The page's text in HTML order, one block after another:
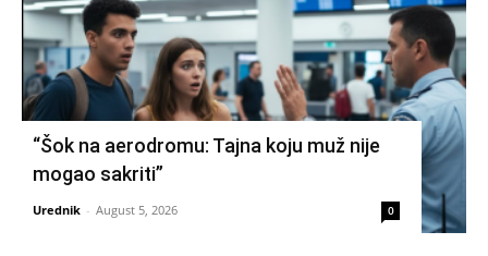
“Šok na aerodromu: Tajna koju muž nije
mogao sakriti”
Urednik - August 5, 2026 0